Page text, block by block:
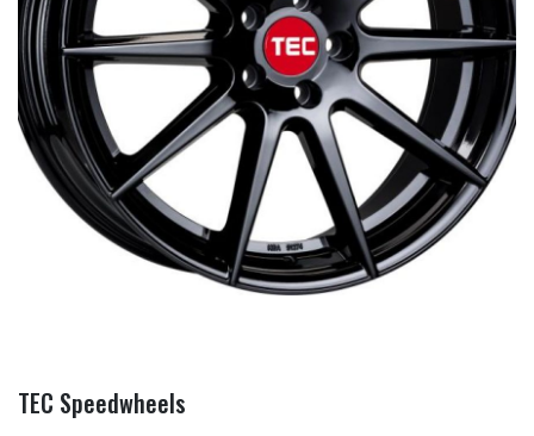
TEC Speedwheels